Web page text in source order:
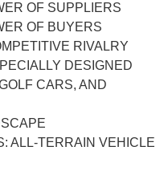
OF SUPPLIERS
OF BUYERS
RIVALRY
DESIGNED
CARS, AND
ALL-TERRAIN VEHICLE